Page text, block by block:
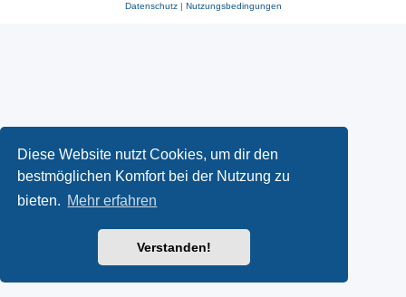
Diese Website nutzt Cookies, um dir den
bestmöglichen Komfort bei der Nutzung zu
bieten. Mehr erfahren
Verstanden!
Datenschutz| Nutzungsbedingungen